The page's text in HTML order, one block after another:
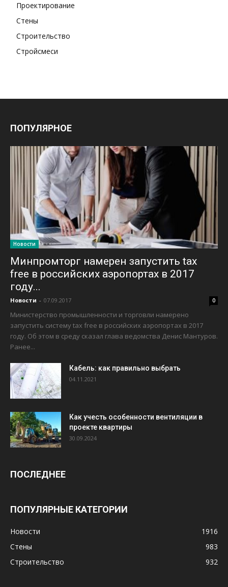
Проектирование
Стены
Строительство
Стройсмеси
ПОПУЛЯРНОЕ
Новости
Минпромторг намерен запустить tax
free в российских аэропортах в 2017
году...
Новости - 07.09.2017 0
Министерство промышленности и торговли намерено
запустить систему tax free в российских аэропортах в 2017
году. Об этом в среду сказал глава ведомства Денис Мантуров.
Ранее...
Кабель: как правильно выбрать
04.11.2021
Как учесть особенности вентиляции в
проекте квартиры
30.09.2024
ПОСЛЕДНЕЕ
ПОПУЛЯРНЫЕ КАТЕГОРИИ
Новости
1916
Стены
983
Строительство
932